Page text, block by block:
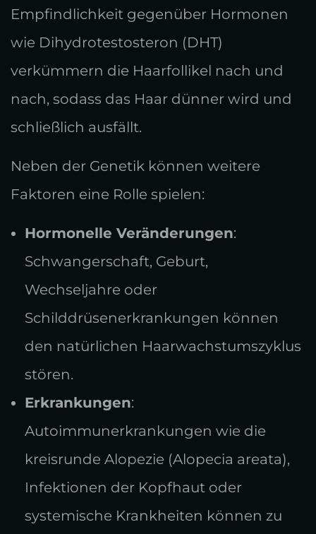
Empfindlichkeit gegenüber Hormonen
wie Dihydrotestosteron (DHT)
verkümmern die Haarfollikel nach und
nach, sodass das Haar dünner wird und
schließlich ausfällt.
Neben der Genetik können weitere
Faktoren eine Rolle spielen:
Hormonelle Veränderungen:
Schwangerschaft, Geburt,
Wechseljahre oder
Schilddrüsenerkrankungen können
den natürlichen Haarwachstumszyklus
stören.
Erkrankungen:
Autoimmunerkrankungen wie die
kreisrunde Alopezie (Alopecia areata),
Infektionen der Kopfhaut oder
systemische Krankheiten können zu